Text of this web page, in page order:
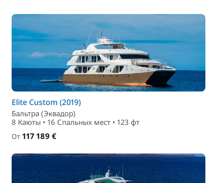
Elite Custom (2019)
Бальтра (Эквадор)
8 Каюты • 16 Спальныx мест • 123 фт
От 117 189 €